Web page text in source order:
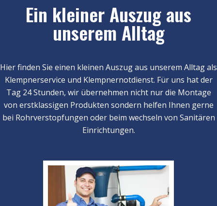
Ein kleiner Auszug aus
unserem Alltag
Hier finden Sie einen kleinen Auszug aus unserem Alltag als
Klempnerservice und Klempnernotdienst. Für uns hat der
Tag 24 Stunden, wir übernehmen nicht nur die Montage
von erstklassigen Produkten sondern helfen Ihnen gerne
bei Rohrverstopfungen oder beim wechseln von Sanitären
Einrichtungen.